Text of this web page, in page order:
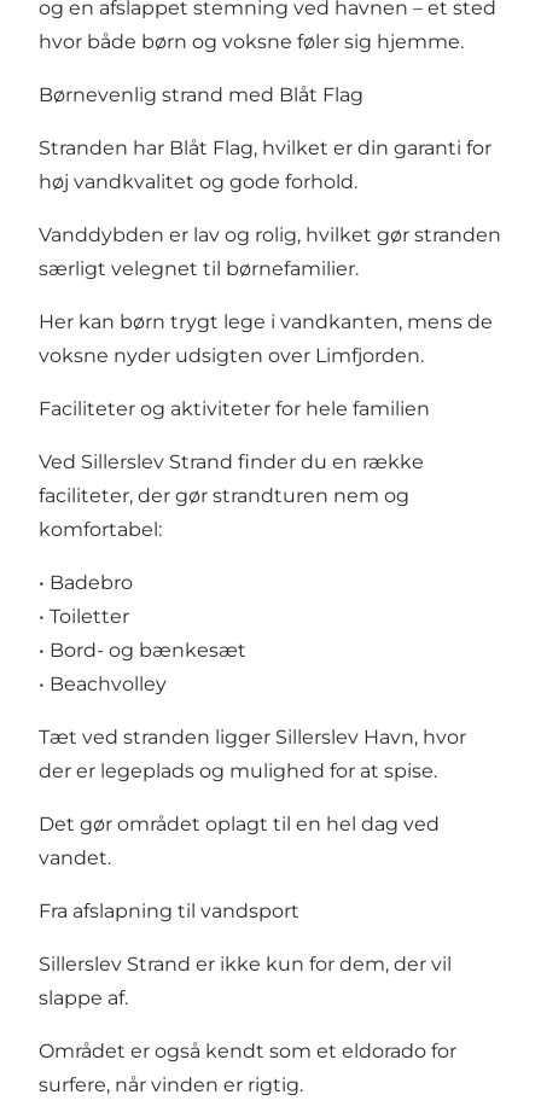
og en afslappet stemning ved havnen – et sted
hvor både børn og voksne føler sig hjemme.
Børnevenlig strand med Blåt Flag
Stranden har Blåt Flag, hvilket er din garanti for
høj vandkvalitet og gode forhold.
Vanddybden er lav og rolig, hvilket gør stranden
særligt velegnet til børnefamilier.
Her kan børn trygt lege i vandkanten, mens de
voksne nyder udsigten over Limfjorden.
Faciliteter og aktiviteter for hele familien
Ved Sillerslev Strand finder du en række
faciliteter, der gør strandturen nem og
komfortabel:
• Badebro
• Toiletter
• Bord- og bænkesæt
• Beachvolley
Tæt ved stranden ligger Sillerslev Havn, hvor
der er legeplads og mulighed for at spise.
Det gør området oplagt til en hel dag ved
vandet.
Fra afslapning til vandsport
Sillerslev Strand er ikke kun for dem, der vil
slappe af.
Området er også kendt som et eldorado for
surfere, når vinden er rigtig.